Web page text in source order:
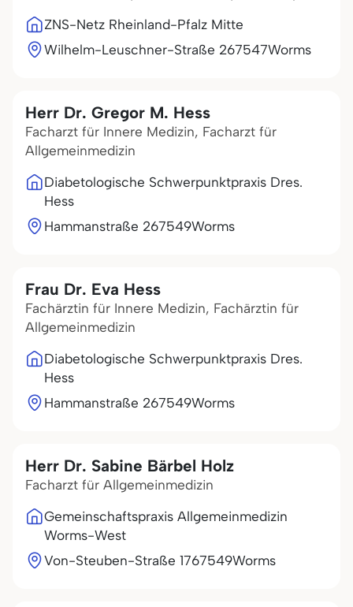
ZNS-Netz Rheinland-Pfalz Mitte
Wilhelm-Leuschner-Straße 267547Worms
Herr Dr. Gregor M. Hess
Facharzt für Innere Medizin, Facharzt für
Allgemeinmedizin
Diabetologische Schwerpunktpraxis Dres.
Hess
Hammanstraße 267549Worms
Frau Dr. Eva Hess
Fachärztin für Innere Medizin, Fachärztin für
Allgemeinmedizin
Diabetologische Schwerpunktpraxis Dres.
Hess
Hammanstraße 267549Worms
Herr Dr. Sabine Bärbel Holz
Facharzt für Allgemeinmedizin
Gemeinschaftspraxis Allgemeinmedizin
Worms-West
Von-Steuben-Straße 1767549Worms